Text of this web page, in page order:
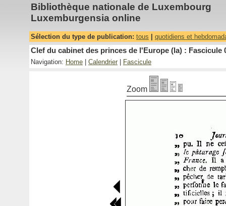
Bibliothèque nationale de Luxembourg
Luxemburgensia online
Sélection du type de publication: tous quotidiens et
Clef du cabinet des princes de l'Europe (la) : Fascicule
Navigation: Home Calendrier Fascicule
Zoom